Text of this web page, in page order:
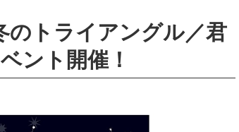
のトライアングル／君
ント開催！